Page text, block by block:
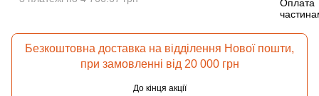
Безкоштовна доставка на відділення Нової пошти,
при замовленні від 20 000 грн
До кінця акції